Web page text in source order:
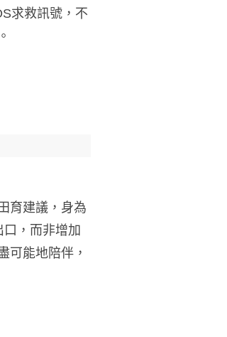
求救訊號，不
育建議，身為
，而非增加
可能地陪伴，